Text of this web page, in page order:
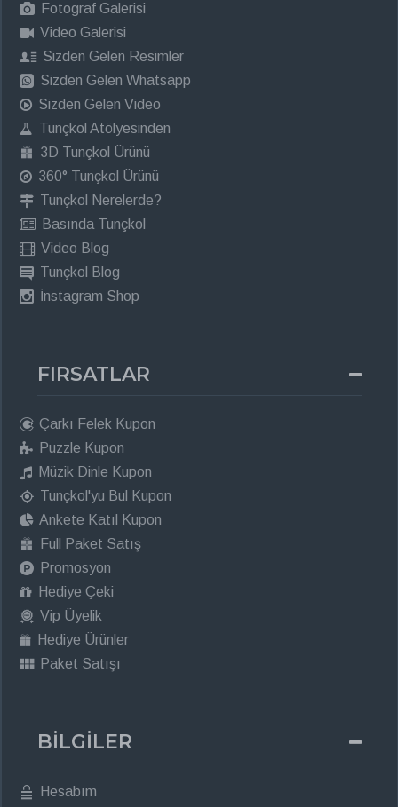
Fotograf Galerisi
Video Galerisi
Sizden Gelen Resimler
Sizden Gelen Whatsapp
Sizden Gelen Video
Tunçkol Atölyesinden
3D Tunçkol Ürünü
360° Tunçkol Ürünü
Tunçkol Nerelerde?
Basında Tunçkol
Video Blog
Tunçkol Blog
İnstagram Shop
FIRSATLAR
Çarkı Felek Kupon
Puzzle Kupon
Müzik Dinle Kupon
Tunçkol'yu Bul Kupon
Ankete Katıl Kupon
Full Paket Satış
Promosyon
Hediye Çeki
Vip Üyelik
Hediye Ürünler
Paket Satışı
BİLGİLER
Hesabım